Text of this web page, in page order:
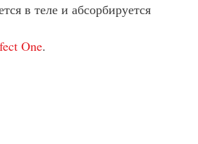
в теле и абсорбируется
One.